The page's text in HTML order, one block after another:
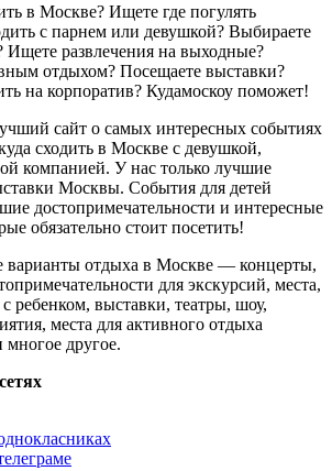
в Москве? Ищете где погулять
с парнем или девушкой? Выбираете
Ищете развлечения на выходные?
отдыхом? Посещаете выставки?
на корпоратив? Кудамоскоу поможет!
сайт о самых интересных событиях
сходить в Москве с девушкой,
компанией. У нас только лучшие
Москвы. События для детей
достопримечательности и интересные
обязательно стоит посетить!
отдыха в Москве — концерты,
для экскурсий, места,
ребенком, выставки, театры, шоу,
места для активного отдыха
многое другое.